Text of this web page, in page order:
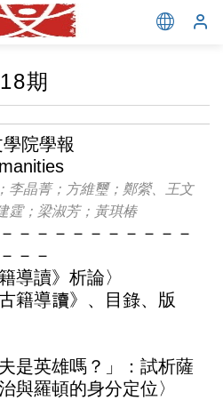
18期
院學報
李晶菁；方維璽；鄭縈、王文
霆；梁淑芳；黃琪椿
－－－－－－－－－－
－－
導讀》析論〉
籍導讀》、目錄、版
是英雄嗎？」：試析薩
與羅頓的身分定位〉